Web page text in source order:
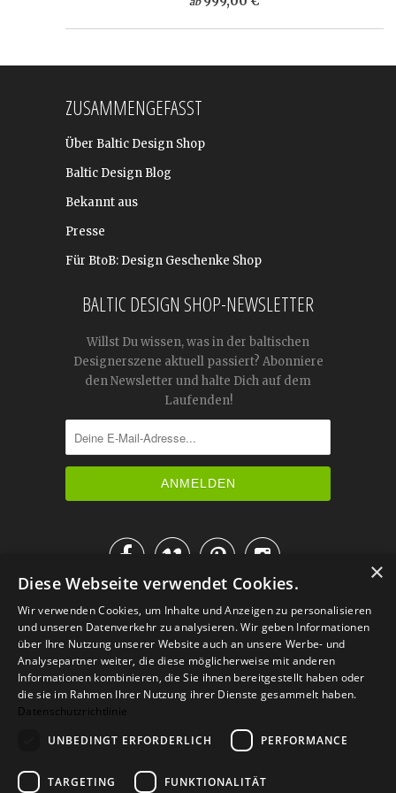
ZUSAMMENGEFASST
Über Baltic Design Shop
Baltic Design Blog
Bekannt aus
Presse
Für BtoB: Design Geschenke Shop
BALTIC DESIGN SHOP-NEWSLETTER
Willst Du wissen, was in der baltischen
Designerszene aktuell passiert? Abonniere
den Newsletter und halte Dich auf dem
Laufenden!

IM KATALOG BLÄTTERN
Versand Zahlarten Retoure
×
Diese Webseite verwendet Cookies.
Wir verwenden Cookies, um Inhalte und Anzeigen zu personalisieren
und unseren Datenverkehr zu analysieren. Wir geben Informationen
über Ihre Nutzung unserer Website auch an unsere Werbe- und
Analysepartner weiter, die diese möglicherweise mit anderen
Informationen kombinieren, die Sie ihnen bereitgestellt haben oder
die sie im Rahmen Ihrer Nutzung ihrer Dienste gesammelt haben.
Datenschutzrichtlinie
UNBEDINGT ERFORDERLICH
PERFORMANCE
TARGETING FUNKTIONALITÄT